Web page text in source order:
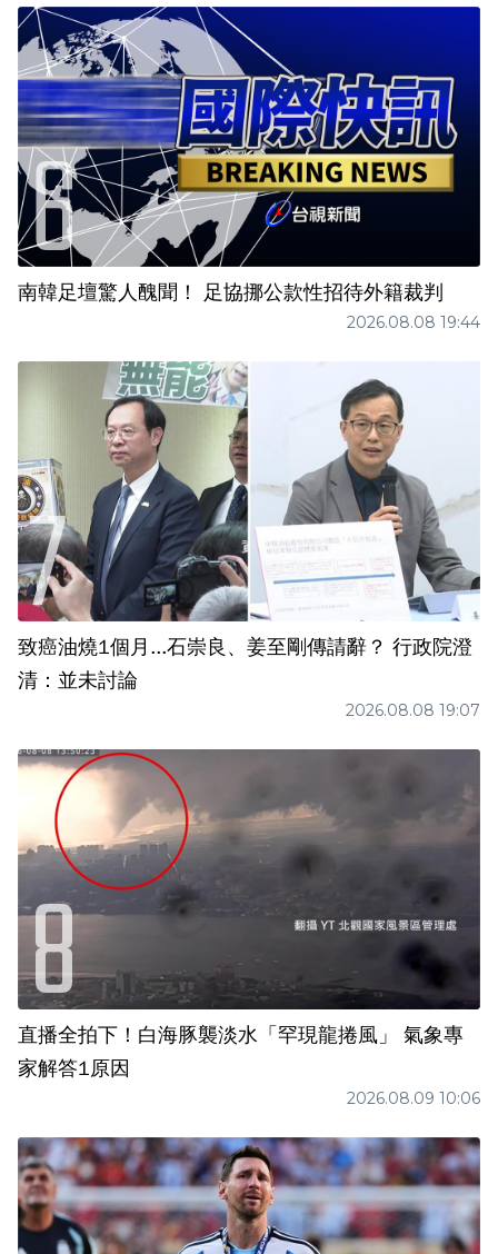
南韓足壇驚人醜聞！ 足協挪公款性招待外籍裁判
2026.08.08 19:44
致癌油燒1個月...石崇良、姜至剛傳請辭？ 行政院澄
清：並未討論
2026.08.08 19:07
直播全拍下！白海豚襲淡水「罕現龍捲風」 氣象專
家解答1原因
2026.08.09 10:06